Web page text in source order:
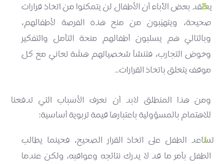
يعتقد بعض الآباء أن الأطفال لن يتمكنوا من اتخاذ قرارات
صحيحة، ويتهيّبون من منح هذه الفرصة لأطفالهم،
وبالتالي هم يسلبون أطفالهم منحة التأمل والتفكير
وخوض التجارب، فتنشأ شخصياتهم هشّة تعاني مع كل
موقف يتعلق باتخاذ القرارات..
ومن هذا المنطلق لابد أن نعرف الأسباب التي تدفعنا
للاهتمام بالمسؤولية باعتبارها قيمة تربوية أساسية:
تساعد الطفل على اتخاذ القرار الصحيح، فحينما يطالب
الطفل بأمر ما قد لا يدرك نتائجه وعواقبه، ولكن عندما